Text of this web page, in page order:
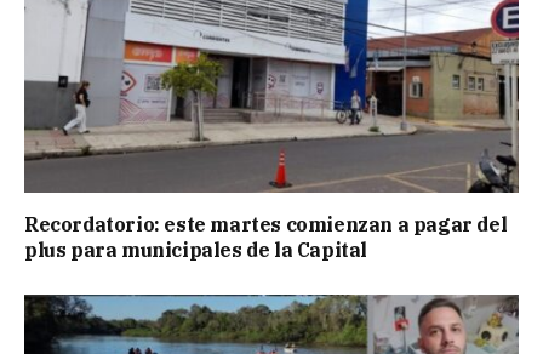
Recordatorio: este martes comienzan a pagar del
plus para municipales de la Capital